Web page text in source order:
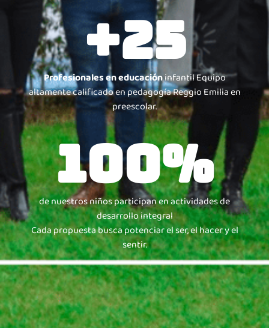
+25
Profesionales en educacióninfantil Equipo
altamente calificado en pedagogía Reggio Emilia en
preescolar.
100%
de nuestros niños participan en actividades de
desarrollo integral
Cada propuesta busca potenciar el ser, el hacer y el
sentir.